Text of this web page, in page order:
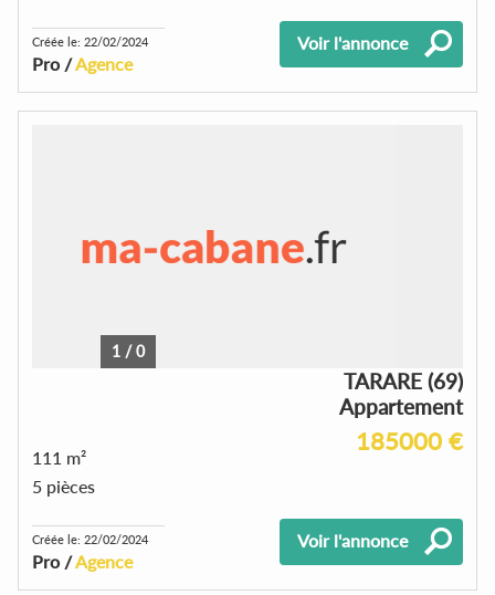
Créée le: 22/02/2024
Pro /Agence
Voir l'annonce
1 /0
TARARE (69)
Appartement
185000 €
111 m²
5 pièces
Créée le: 22/02/2024
Pro /Agence
Voir l'annonce